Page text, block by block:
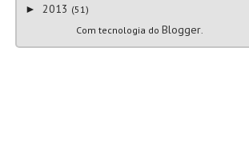
► 2013 (51)
Com tecnologia do Blogger.